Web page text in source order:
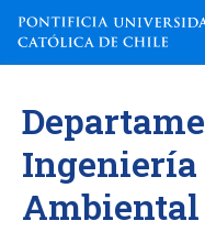
contenido
Ambiental